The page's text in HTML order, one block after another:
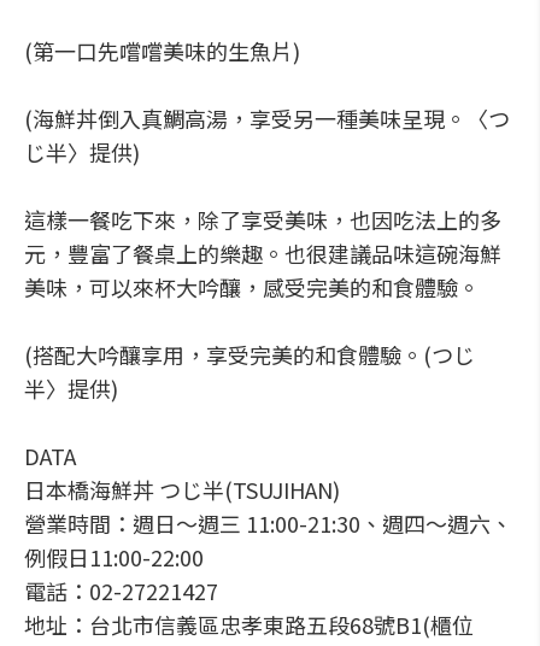
(第一口先嚐嚐美味的生魚片)
(海鮮丼倒入真鯛高湯，享受另一種美味呈現。〈つ
じ半〉提供)
這樣一餐吃下來，除了享受美味，也因吃法上的多
元，豐富了餐桌上的樂趣。也很建議品味這碗海鮮
美味，可以來杯大吟釀，感受完美的和食體驗。
(搭配大吟釀享用，享受完美的和食體驗。(つじ
半〉提供)
DATA
日本橋海鮮丼 つじ半(TSUJIHAN)
營業時間：週日～週三 11:00-21:30、週四～週六、
例假日11:00-22:00
電話：02-27221427
地址：台北市信義區忠孝東路五段68號B1(櫃位